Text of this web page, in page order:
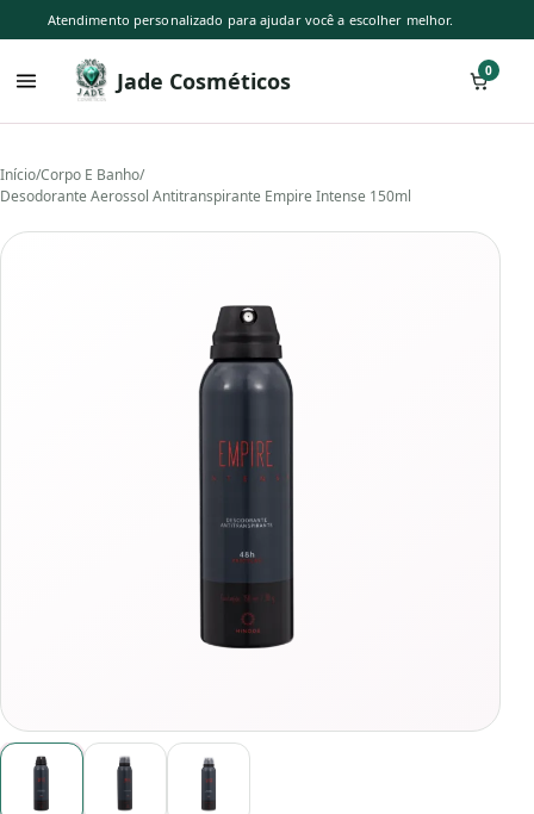
Atendimento personalizado para ajudar você a escolher melhor.
Jade Cosméticos 0
Início/Corpo E Banho/
Desodorante Aerossol Antitranspirante Empire Intense 150ml